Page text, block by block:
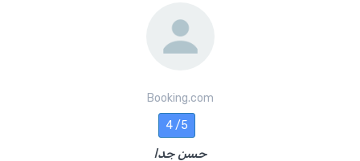
Booking.com
4 /5
حسن جدا